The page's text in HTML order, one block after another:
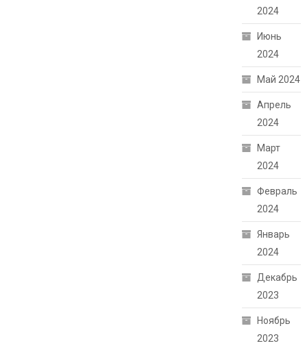
2024
Июнь
2024
Май 2024
Апрель
2024
Март
2024
Февраль
2024
Январь
2024
Декабрь
2023
Ноябрь
2023